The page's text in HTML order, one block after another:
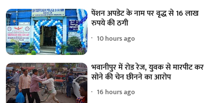
पेंशन अपडेट के नाम पर वृद्ध से 16 लाख
रुपये की ठगी
10 hours ago
भवानीपुर में रोड रेज, युवक से मारपीट कर
सोने की चेन छीनने का आरोप
16 hours ago